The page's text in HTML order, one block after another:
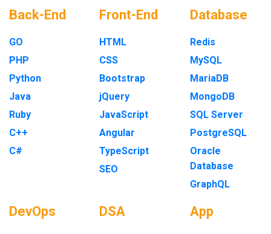
Back-End
GO
PHP
Python
Java
Ruby
C++
C#
Front-End
HTML
CSS
Bootstrap
jQuery
JavaScript
Angular
TypeScript
SEO
Database
Redis
MySQL
MariaDB
MongoDB
SQL Server
PostgreSQL
Oracle
Database
GraphQL
DevOps DSA App